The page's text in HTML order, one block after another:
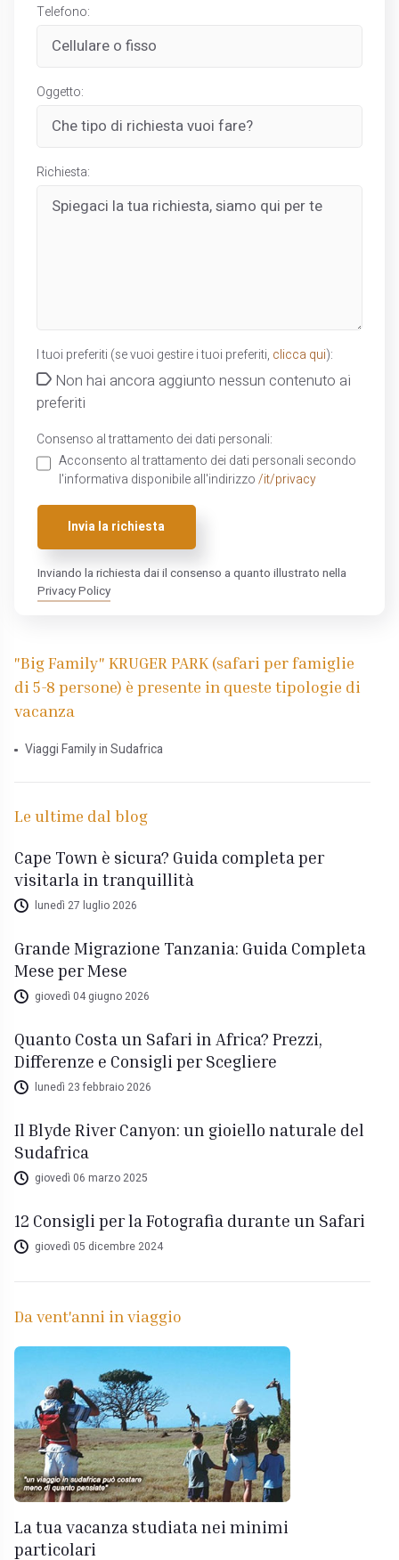
Telefono:
Oggetto:
Richiesta:
I tuoi preferiti (se vuoi gestire i tuoi preferiti, clicca qui):
Non hai ancora aggiunto nessun contenuto ai
preferiti
Consenso al trattamento dei dati personali:
Acconsento al trattamento dei dati personali secondo
l'informativa disponibile all'indirizzo /it/privacy
Invia la richiesta
Inviando la richiesta dai il consenso a quanto illustrato nella
Privacy Policy
"Big Family" KRUGER PARK (safari per famiglie
di 5-8 persone) è presente in queste tipologie di
vacanza
Viaggi Family in Sudafrica
Le ultime dal blog
Cape Town è sicura? Guida completa per
visitarla in tranquillità
lunedì 27 luglio 2026
Grande Migrazione Tanzania: Guida Completa
Mese per Mese
giovedì 04 giugno 2026
Quanto Costa un Safari in Africa? Prezzi,
Differenze e Consigli per Scegliere
lunedì 23 febbraio 2026
Il Blyde River Canyon: un gioiello naturale del
Sudafrica
giovedì 06 marzo 2025
12 Consigli per la Fotografia durante un Safari
giovedì 05 dicembre 2024
Da vent'anni in viaggio
La tua vacanza studiata nei minimi
particolari